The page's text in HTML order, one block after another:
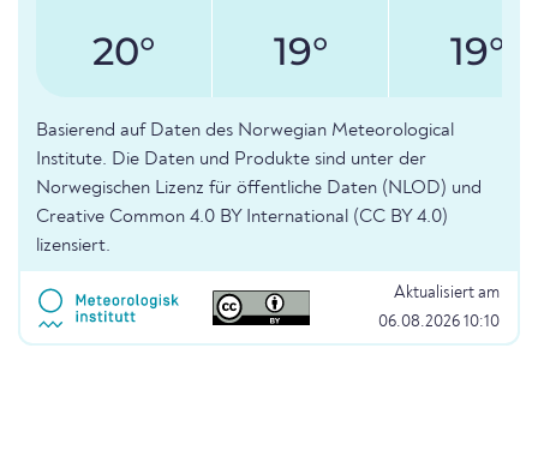
20° 19° 19°
Basierend auf Daten des Norwegian Meteorological
Institute. Die Daten und Produkte sind unter der
Norwegischen Lizenz für öffentliche Daten (NLOD) und
Creative Common 4.0 BY International (CC BY 4.0)
lizensiert.
Aktualisiert am
06.08.2026 10:10